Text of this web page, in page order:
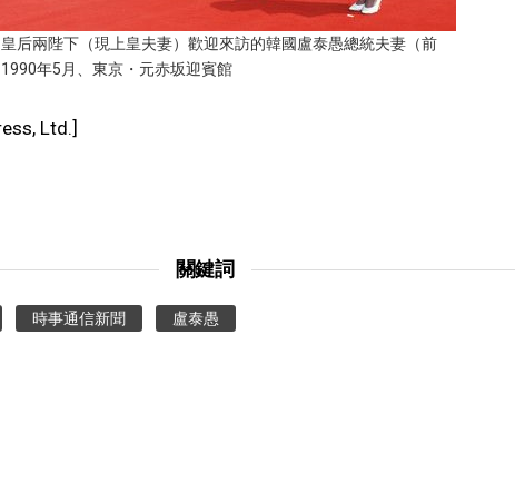
后兩陛下（現上皇夫妻）歡迎來訪的韓國盧泰愚總統夫妻（前
年5月、東京・元赤坂迎賓館
Ltd.]
關鍵詞
時事通信新聞 盧泰愚